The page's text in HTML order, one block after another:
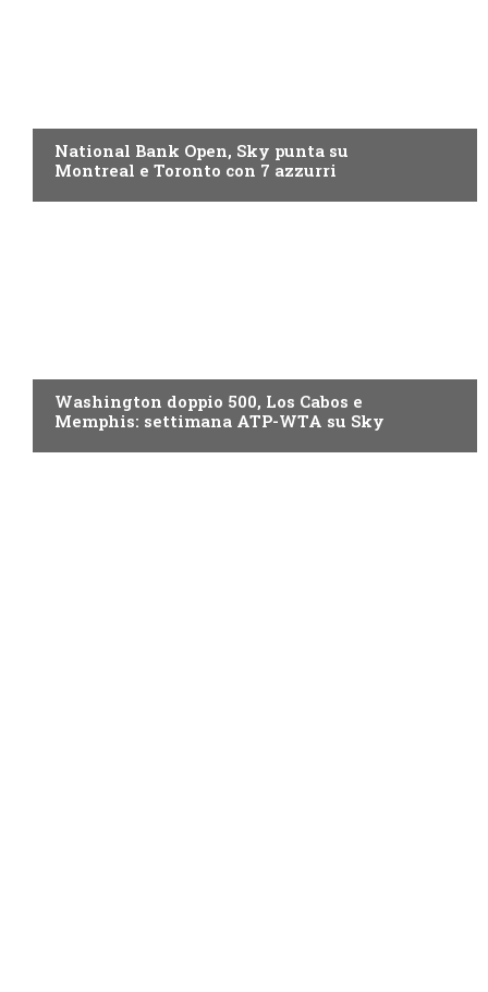
National Bank Open, Sky punta su
Montreal e Toronto con 7 azzurri
Washington doppio 500, Los Cabos e
Memphis: settimana ATP-WTA su Sky